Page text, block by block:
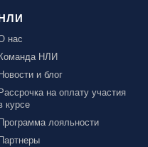
нас
Команда НЛИ
Новости и блог
Рассрочка на оплату участия
курсе
Программа лояльности
Партнеры